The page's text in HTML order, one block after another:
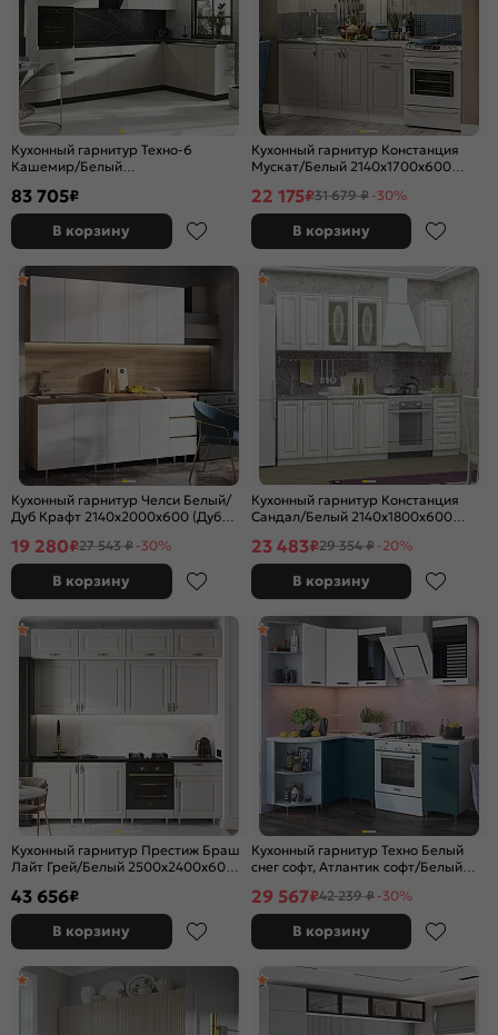
Кухонный гарнитур Техно-6
Кашемир/Белый
темный)
83 705₽
В корзину
Кухонный гарнитур Констанция
Мускат/Белый 2140x1700x600
22 175₽31 679 ₽ -30%
В корзину
Кухонный гарнитур Челси Белый/
Дуб Крафт 2140x2000x600 (Дуб
19 280₽27 543 ₽ -30%
В корзину
Кухонный гарнитур Констанция
Сандал/Белый 2140x1800x600
23 483₽29 354 ₽ -20%
В корзину
Кухонный гарнитур Престиж Браш
Лайт Грей/Белый 2500x2400x600
43 656₽
В корзину
Кухонный гарнитур Техно Белый
снег софт, Атлантик софт/Белый
29 567₽42 239 ₽ -30%
В корзину